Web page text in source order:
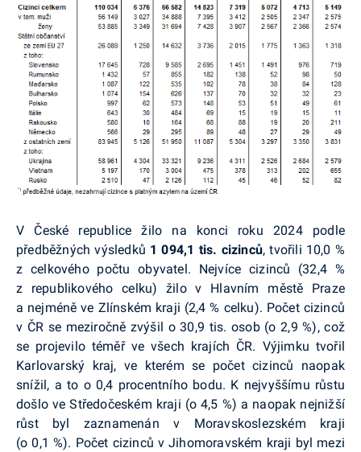
V České republice žilo na konci roku 2024 podle
předběžných výsledků 1 094,1 tis. cizinců, tvořili 10,0 %
z celkového počtu obyvatel. Nejvíce cizinců (32,4 %
z republikového celku) žilo v Hlavním městě Praze
a nejméně ve Zlínském kraji (2,4 % celku). Počet cizinců
v ČR se meziročně zvýšil o 30,9 tis. osob (o 2,9 %), což
se projevilo téměř ve všech krajích ČR. Výjimku tvořil
Karlovarský kraj, ve kterém se počet cizinců naopak
snížil, a to o 0,4 procentního bodu. K nejvyššímu růstu
došlo ve Středočeském kraji (o 4,5 %) a naopak nejnižší
růst byl zaznamenán v Moravskoslezském kraji
(o 0,1 %). Počet cizinců v Jihomoravském kraji byl mezi